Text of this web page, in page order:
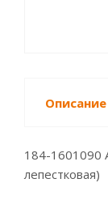
Описание
184-1601090
лепестковая)